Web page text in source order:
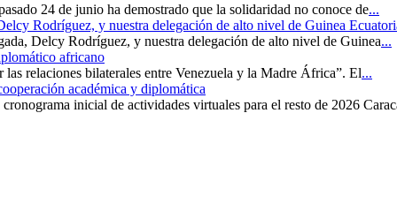
24 de junio ha demostrado que la solidaridad no conoce de...
Rodríguez, y nuestra delegación de alto nivel de Guinea
Delcy Rodríguez, y nuestra delegación de alto nivel de Guinea...
africano
relaciones bilaterales entre Venezuela y la Madre África”. El...
académica y diplomática
inicial de actividades virtuales para el resto de 2026